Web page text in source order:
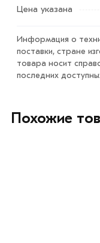
Москве и области.
согласования
Данний товар от
соответствует
Цена указана
Информация о
поставки, стране
товара носит
последних
Похожие